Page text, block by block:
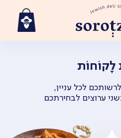
לָקוֹחוֹת
לכל עניין,
ערוצים לבחירתכם